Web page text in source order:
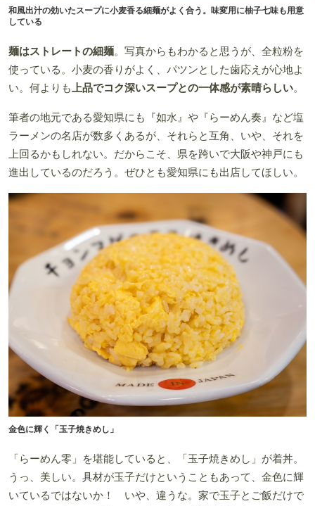
和風出汁の効いたスープに小麦香る細麺がよく合う。味変用に柚子七味も用意
している
麺はストレートの細麺。写真からもわかると思うが、全粒粉を
使っている。小麦の香りがよく、パツンとした歯応えが心地よ
い。何よりも
上品でコク深いスープとの一体感が素晴らしい。
筆者の地元である愛知県にも『如水』や『らーめん奏』など塩
ラーメンの名店が数多くあるが、それらと互角、いや、それを
上回るかもしれない。だからこそ、県を跨いで大阪や神戸にも
進出しているのだろう。ぜひとも愛知県にも出店してほしい。
金色に輝く「玉子焼きめし」
「らーめん零」を堪能していると、「玉子焼きめし」が着丼。
うっ、美しい。具材が玉子だけということもあって、金色に輝
いているではないか！ いや、違うな。家で玉子とご飯だけで